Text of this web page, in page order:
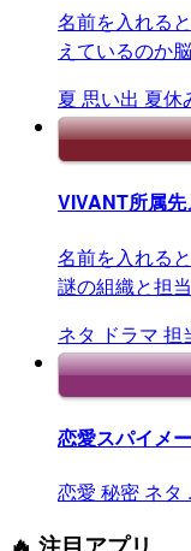
名前を入れる
えているのか
夏 思い出 夏休
VIVANT所属
名前を入れる
謎の組織と担
ネタ ドラマ 担
恋愛スパイメ
恋愛 秘密 ネタ